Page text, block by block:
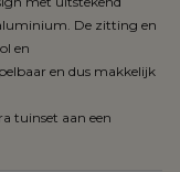
De zitting en
en
en dus makkelijk
tuinset aan een